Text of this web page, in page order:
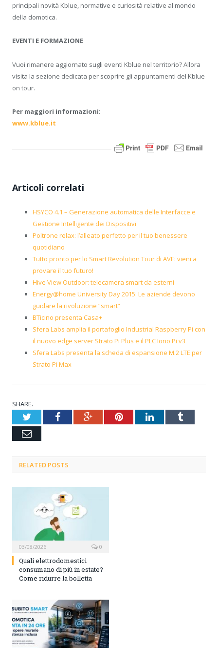
principali novità Kblue, normative e curiosità relative al mondo
della domotica.
EVENTI E FORMAZIONE
Vuoi rimanere aggiornato sugli eventi Kblue nel territorio? Allora
visita la sezione dedicata per scoprire gli appuntamenti del Kblue
on tour.
Per maggiori informazioni:
www.kblue.it
Articoli correlati
HSYCO 4.1 – Generazione automatica delle Interfacce e
Gestione Intelligente dei Dispositivi
Poltrone relax: l’alleato perfetto per il tuo benessere
quotidiano
Tutto pronto per lo Smart Revolution Tour di AVE: vieni a
provare il tuo futuro!
Hive View Outdoor: telecamera smart da esterni
Energy@home University Day 2015: Le aziende devono
guidare la rivoluzione “smart”
BTicino presenta Casa+
Sfera Labs amplia il portafoglio Industrial Raspberry Pi con
il nuovo edge server Strato Pi Plus e il PLC Iono Pi v3
Sfera Labs presenta la scheda di espansione M.2 LTE per
Strato Pi Max
SHARE.
TwitterFacebookGoogle+PinterestLinkedInTumblr
Email
RELATED POSTS
03/08/2026 0
Quali elettrodomestici
consumano di più in estate?
Come ridurre la bolletta